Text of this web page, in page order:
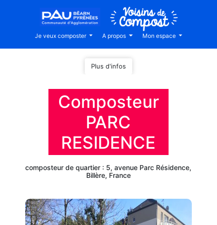
Je veux composter A propos Mon espace
Plus d'infos
Composteur
PARC
RESIDENCE
composteur de quartier : 5, avenue Parc Résidence,
Billère, France